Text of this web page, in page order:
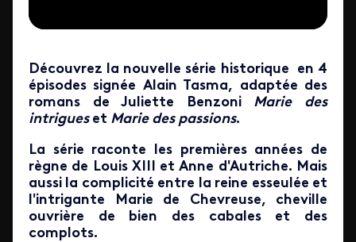
Découvrez la nouvelle série historique en 4
épisodes signée Alain Tasma, adaptée des
romans de Juliette Benzoni Marie des
intrigueset Marie des passions.
La série raconte les premières années de
règne de Louis XIII et Anne d'Autriche. Mais
aussi la complicité entre la reine esseulée et
l'intrigante Marie de Chevreuse, cheville
ouvrière de bien des cabales et des
complots.